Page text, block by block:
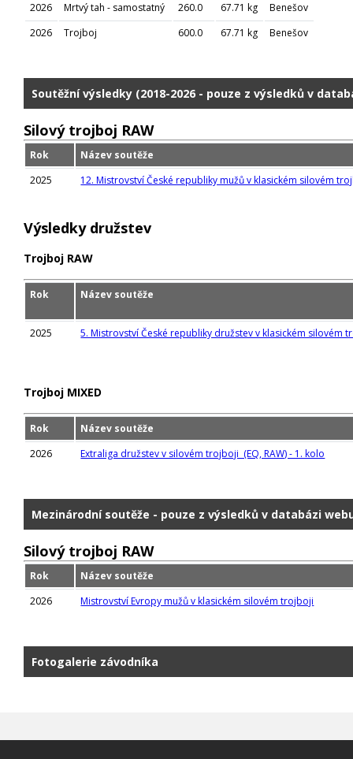
2026
Mrtvý tah - samostatný 260.0 67.71 kg
Benešov
2026
Trojboj 600.0 67.71 kg Benešov
Soutěžní výsledky (2018-2026 - pouze z výsledků v
Silový trojboj RAW
Rok
Název soutěže
2025
12. Mistrovství České republiky mužů v klasickém silovém
Výsledky družstev
Trojboj RAW
Rok Název soutěže
2025 5. Mistrovství České republiky družstev v klasickém silovém
Trojboj MIXED
Rok
Název soutěže
2026
Extraliga družstev v silovém trojboji (EQ, RAW) - 1. kolo
Mezinárodní soutěže - pouze z výsledků v databázi
Silový trojboj RAW
Rok
Název soutěže
2026
Mistrovství Evropy mužů v klasickém silovém trojboji
Fotogalerie závodníka